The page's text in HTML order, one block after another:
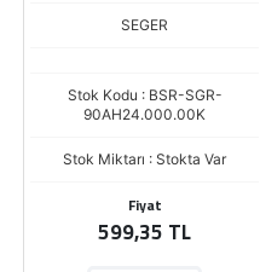
SEGER
Stok Kodu : BSR-SGR-
90AH24.000.00K
Stok Miktarı : Stokta Var
Fiyat
599,35 TL